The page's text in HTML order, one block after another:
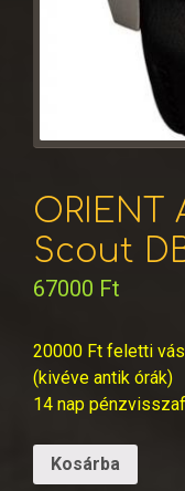
Scout
67000 Ft
20000 Ft feletti
(kivéve antik órák)
14 nap
Kosárba